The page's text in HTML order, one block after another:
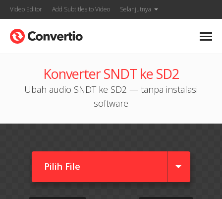
Video Editor Add Subtitles to Video Selanjutnya
Konverter SNDT ke SD2
Ubah audio SNDT ke SD2 — tanpa instalasi
software
Pilih File